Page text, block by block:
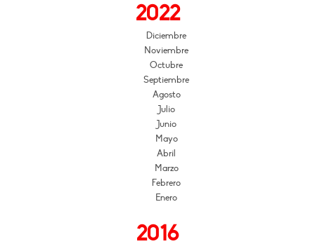
2022
Diciembre
Noviembre
Octubre
Septiembre
Agosto
Julio
Junio
Mayo
Abril
Marzo
Febrero
Enero
2016